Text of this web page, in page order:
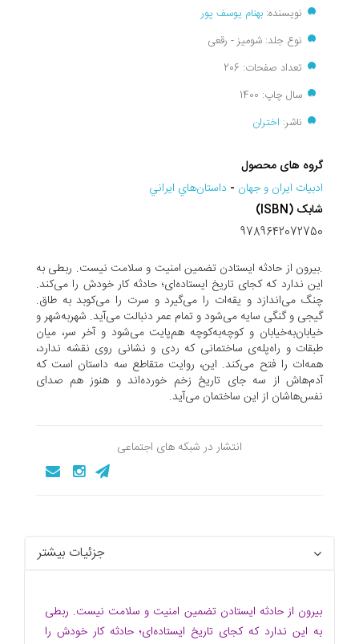
نویسنده: بهنام یوسف پور
نوع جلد: شومیز - رقعی
تعداد صفحات: 206
سال چاپ: 1400
ناشر: اختران
گروه های محصول
ادبيات ايران و جهان - داستان‌هاي ايراني
شابک (ISBN)
9789642072750
.بیرون از حادثه ایستادن تضمین امنیت و سلامت نیست. ربطی به
این ندارد که کجای تاریخ ایستاده‌ای؛ حادثه کار خودش را می‌کند.
چنگ می‌اندازد و یقه‌ات را می‌گیرد و سرت را می‌کوبد به طاق.
گیجی و گنگی سایه می‌شود و تمام عمر دنبالت می‌آید. شهر‌به‌شهر و
خیابان‌به‌خیابان و کوچه‌به‌کوچه هم‌پایت می‌شود و آخر سر، میان
طبقات و راه‌پله‌ی ساختمانی که ردی و نشانی روی نقشه ندارد،
همه‌ات را فتح می‌کند. این، روایت متقاطع سه داستان است که
آدم‌هاش از سه جای تاریخ زخم خورده‌اند و هنوز هم صدای
نفس‌هاشان از این ساختمان می‌آید.
انتشار در شبکه های اجتماعی
جزئیات بیشتر
بیرون از حادثه ایستادن تضمین امنیت و سلامت نیست. ربطی
به این ندارد که کجای تاریخ ایستاده‌ای؛ حادثه کار خودش را